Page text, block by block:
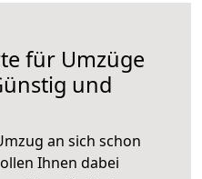
für Umzüge
und
an sich schon
Ihnen dabei